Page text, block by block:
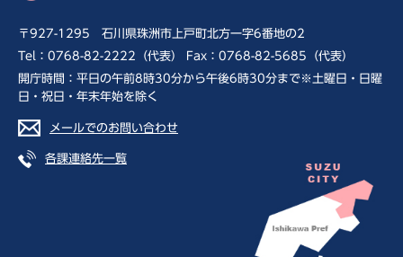
〒927-1295 石川県珠洲市上戸町北方一字6番地の2
Tel：0768-82-2222（代表） Fax：0768-82-5685（代表）
開庁時間：平日の午前8時30分から午後6時30分まで※土曜日・日曜
日・祝日・年末年始を除く
メールでのお問い合わせ
各課連絡先一覧